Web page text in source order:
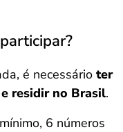
é necessário ter
residir no Brasil.
6 números